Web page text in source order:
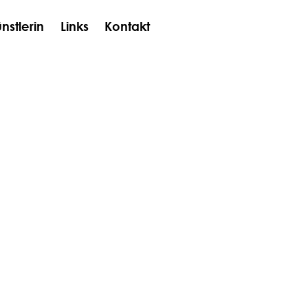
Links Kontakt